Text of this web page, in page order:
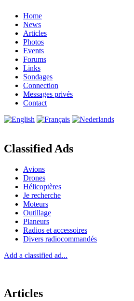
Home
News
Articles
Photos
Events
Forums
Links
Sondages
Connection
Messages privés
Contact
Classified Ads
Avions
Drones
Hélicoptères
Je recherche
Moteurs
Outillage
Planeurs
Radios et accessoires
Divers radiocommandés
Add a classified ad...
Articles